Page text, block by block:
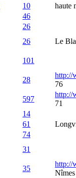
10
haute
46
26
26 Le
101
28
http://
76
597
http://
71
14
61
74
31
35
http://
Nîmes